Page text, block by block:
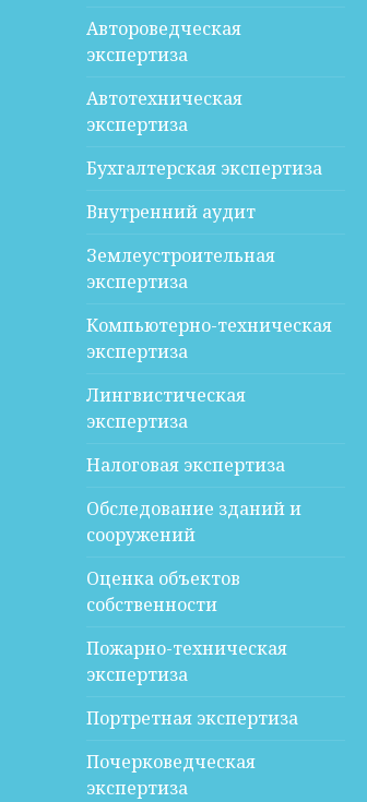
Автороведческая
экспертиза
Автотехническая
экспертиза
Бухгалтерская экспертиза
Внутренний аудит
Землеустроительная
экспертиза
Компьютерно-техническая
экспертиза
Лингвистическая
экспертиза
Налоговая экспертиза
Обследование зданий и
сооружений
Оценка объектов
собственности
Пожарно-техническая
экспертиза
Портретная экспертиза
Почерковедческая
экспертиза